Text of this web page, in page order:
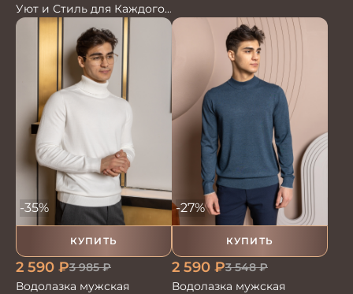
Уют и Стиль для Каждого
Сезона"
КУПИТЬ
-35%
2 590 ₽3 985₽
Водолазка мужская
КУПИТЬ
-27%
2 590 ₽3 548₽
Водолазка мужская